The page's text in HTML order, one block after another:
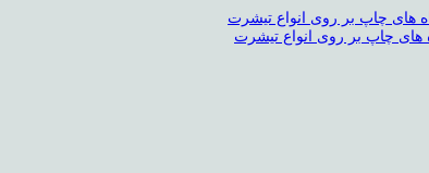
های چاپ بر روی انواع تیشرت
های چاپ بر روی انواع تیشرت